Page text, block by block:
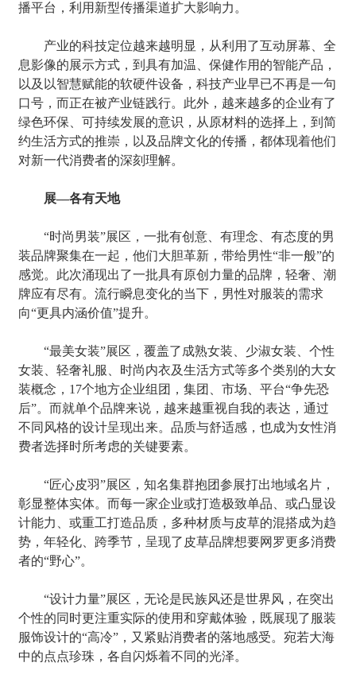
播平台，利用新型传播渠道扩大影响力。
产业的科技定位越来越明显，从利用了互动屏幕、全
息影像的展示方式，到具有加温、保健作用的智能产品，
以及以智慧赋能的软硬件设备，科技产业早已不再是一句
口号，而正在被产业链践行。此外，越来越多的企业有了
绿色环保、可持续发展的意识，从原材料的选择上，到简
约生活方式的推崇，以及品牌文化的传播，都体现着他们
对新一代消费者的深刻理解。
展––各有天地
“时尚男装”展区，一批有创意、有理念、有态度的男
装品牌聚集在一起，他们大胆革新，带给男性“非一般”的
感觉。此次涌现出了一批具有原创力量的品牌，轻奢、潮
牌应有尽有。流行瞬息变化的当下，男性对服装的需求
向“更具内涵价值”提升。
“最美女装”展区，覆盖了成熟女装、少淑女装、个性
女装、轻奢礼服、时尚内衣及生活方式等多个类别的大女
装概念，17个地方企业组团，集团、市场、平台“争先恐
后”。而就单个品牌来说，越来越重视自我的表达，通过
不同风格的设计呈现出来。品质与舒适感，也成为女性消
费者选择时所考虑的关键要素。
“匠心皮羽”展区，知名集群抱团参展打出地域名片，
彰显整体实体。而每一家企业或打造极致单品、或凸显设
计能力、或重工打造品质，多种材质与皮草的混搭成为趋
势，年轻化、跨季节，呈现了皮草品牌想要网罗更多消费
者的“野心”。
“设计力量”展区，无论是民族风还是世界风，在突出
个性的同时更注重实际的使用和穿戴体验，既展现了服装
服饰设计的“高冷”，又紧贴消费者的落地感受。宛若大海
中的点点珍珠，各自闪烁着不同的光泽。